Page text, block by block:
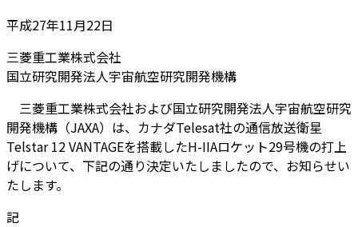
平成27年11月22日
三菱重工業株式会社
国立研究開発法人宇宙航空研究開発機構
三菱重工業株式会社および国立研究開発法人宇宙航空研究
開発機構（JAXA）は、カナダTelesat社の通信放送衛星
Telstar 12 VANTAGEを搭載したH-IIAロケット29号機の打上
げについて、下記の通り決定いたしましたので、お知らせい
たします。
記